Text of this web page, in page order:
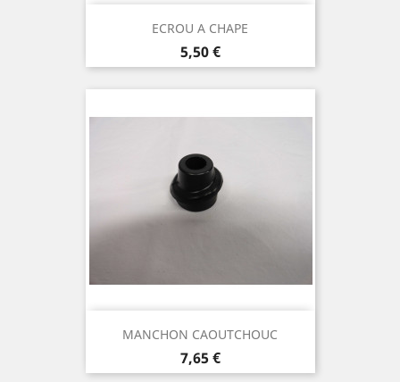
ECROU A CHAPE
Prix
5,50 €
MANCHON CAOUTCHOUC
Prix
7,65 €